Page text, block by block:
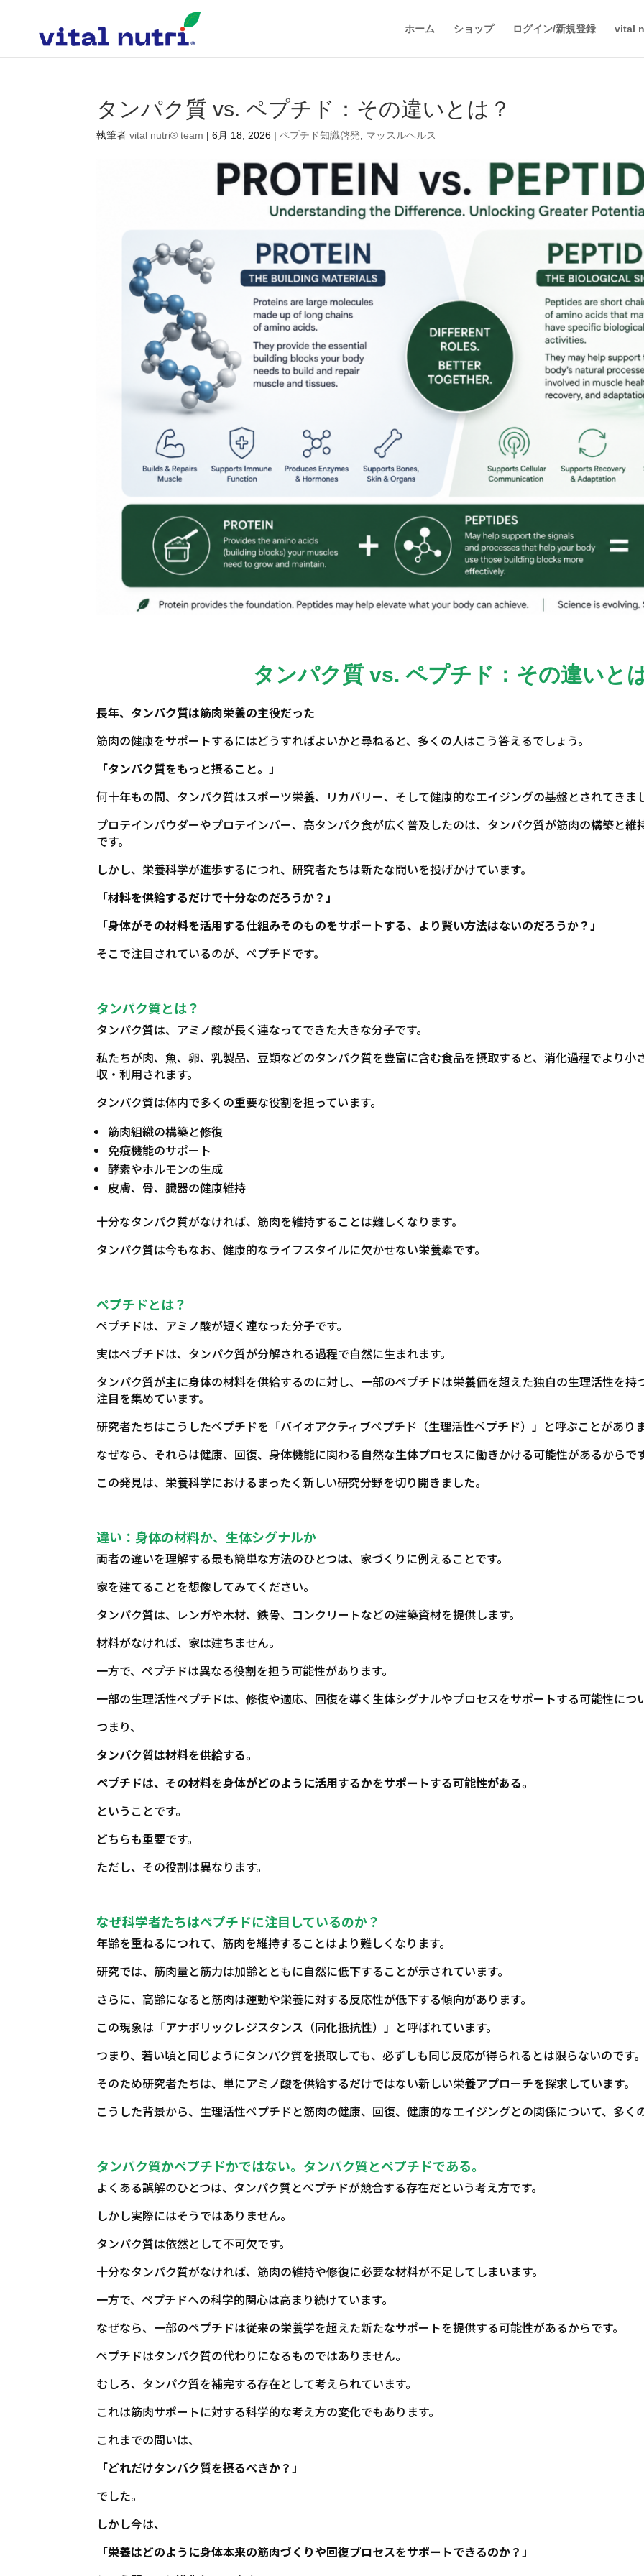
ホーム ショップ ログイン/新規登録 vital
タンパク質 vs. ペプチド：その違いとは？
執筆者vital nutri® team |6月 18, 2026 |ペプチド知識啓発 マッスルヘルス
タンパク質vs. ペプチド：その違いと
長年、タンパク質は筋肉栄養の主役だった
筋肉の健康をサポートするにはどうすればよいかと尋ねると、多くの人はこう答えるでしょう。
「タンパク質をもっと摂ること。」
何十年もの間、タンパク質はスポーツ栄養、リカバリー、そして健康的なエイジングの基盤とされてきま
プロテインパウダーやプロテインバー、高タンパク食が広く普及したのは、タンパク質が筋肉の構築と維
です。
しかし、栄養科学が進歩するにつれ、研究者たちは新たな問いを投げかけています。
「材料を供給するだけで十分なのだろうか？」
「身体がその材料を活用する仕組みそのものをサポートする、より賢い方法はないのだろうか？」
そこで注目されているのが、ペプチドです。
タンパク質とは？
タンパク質は、アミノ酸が長く連なってできた大きな分子です。
私たちが肉、魚、卵、乳製品、豆類などのタンパク質を豊富に含む食品を摂取すると、消化過程でより小
収・利用されます。
タンパク質は体内で多くの重要な役割を担っています。
筋肉組織の構築と修復
免疫機能のサポート
酵素やホルモンの生成
皮膚、骨、臓器の健康維持
十分なタンパク質がなければ、筋肉を維持することは難しくなります。
タンパク質は今もなお、健康的なライフスタイルに欠かせない栄養素です。
ペプチドとは？
ペプチドは、アミノ酸が短く連なった分子です。
実はペプチドは、タンパク質が分解される過程で自然に生まれます。
タンパク質が主に身体の材料を供給するのに対し、一部のペプチドは栄養価を超えた独自の生理活性を持
注目を集めています。
研究者たちはこうしたペプチドを「バイオアクティブペプチド（生理活性ペプチド）」と呼ぶことがありま
なぜなら、それらは健康、回復、身体機能に関わる自然な生体プロセスに働きかける可能性があるからです
この発見は、栄養科学におけるまったく新しい研究分野を切り開きました。
違い：身体の材料か、生体シグナルか
両者の違いを理解する最も簡単な方法のひとつは、家づくりに例えることです。
家を建てることを想像してみてください。
タンパク質は、レンガや木材、鉄骨、コンクリートなどの建築資材を提供します。
材料がなければ、家は建ちません。
一方で、ペプチドは異なる役割を担う可能性があります。
一部の生理活性ペプチドは、修復や適応、回復を導く生体シグナルやプロセスをサポートする可能性につ
つまり、
タンパク質は材料を供給する。
ペプチドは、その材料を身体がどのように活用するかをサポートする可能性がある。
ということです。
どちらも重要です。
ただし、その役割は異なります。
なぜ科学者たちはペプチドに注目しているのか？
年齢を重ねるにつれて、筋肉を維持することはより難しくなります。
研究では、筋肉量と筋力は加齢とともに自然に低下することが示されています。
さらに、高齢になると筋肉は運動や栄養に対する反応性が低下する傾向があります。
この現象は「アナボリックレジスタンス（同化抵抗性）」と呼ばれています。
つまり、若い頃と同じようにタンパク質を摂取しても、必ずしも同じ反応が得られるとは限らないのです。
そのため研究者たちは、単にアミノ酸を供給するだけではない新しい栄養アプローチを探求しています。
こうした背景から、生理活性ペプチドと筋肉の健康、回復、健康的なエイジングとの関係について、多く
タンパク質かペプチドかではない。タンパク質とペプチドである。
よくある誤解のひとつは、タンパク質とペプチドが競合する存在だという考え方です。
しかし実際にはそうではありません。
タンパク質は依然として不可欠です。
十分なタンパク質がなければ、筋肉の維持や修復に必要な材料が不足してしまいます。
一方で、ペプチドへの科学的関心は高まり続けています。
なぜなら、一部のペプチドは従来の栄養学を超えた新たなサポートを提供する可能性があるからです。
ペプチドはタンパク質の代わりになるものではありません。
むしろ、タンパク質を補完する存在として考えられています。
これは筋肉サポートに対する科学的な考え方の変化でもあります。
これまでの問いは、
「どれだけタンパク質を摂るべきか？」
でした。
しかし今は、
「栄養はどのように身体本来の筋肉づくりや回復プロセスをサポートできるのか？」